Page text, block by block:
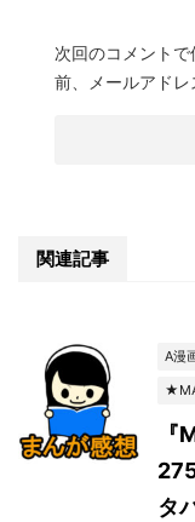
次回のコメント
前、メールアドレ
関連記事
A漫
タ